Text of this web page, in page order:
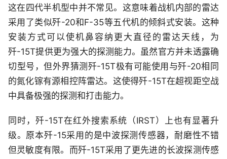
这在四代半机型中并不常见。这意味着战机内部的雷达
采用了类似歼-20和F-35等五代机的倾斜式安装。这种
安装方式可以使机鼻容纳更大直径的雷达天线，为
歼-15T提供更为强大的探测能力。虽然官方并未透露确
切型号，但外界猜测歼-15T极有可能使用与歼-20相同
的氮化镓有源相控阵雷达。这使得歼-15T在超视距空战
中具备极强的探测和打击能力。
同时，歼-15T在红外搜索系统（IRST）上也有显著升
级。原本歼-15采用的是中波探测传感器，耐磨性不错
但灵敏度有限。而歼-15T采用了更先进的长波探测传感